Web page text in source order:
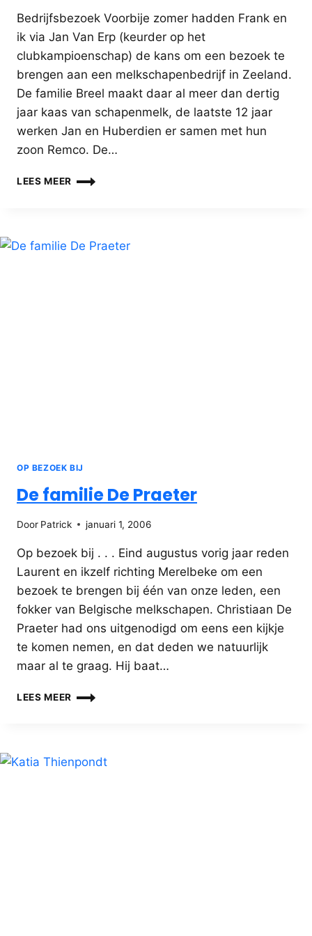
Bedrijfsbezoek Voorbije zomer hadden Frank en
ik via Jan Van Erp (keurder op het
clubkampioenschap) de kans om een bezoek te
brengen aan een melkschapenbedrijf in Zeeland.
De familie Breel maakt daar al meer dan dertig
jaar kaas van schapenmelk, de laatste 12 jaar
werken Jan en Huberdien er samen met hun
zoon Remco. De…
LEES MEER SCHAPENHOUDERIJ
OP BEZOEK BIJ
De familie De Praeter
Door Patrick januari 1, 2006
Op bezoek bij . . . Eind augustus vorig jaar reden
Laurent en ikzelf richting Merelbeke om een
bezoek te brengen bij één van onze leden, een
fokker van Belgische melkschapen. Christiaan De
Praeter had ons uitgenodigd om eens een kijkje
te komen nemen, en dat deden we natuurlijk
maar al te graag. Hij baat…
LEES MEER